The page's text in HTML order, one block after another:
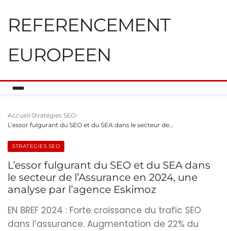
REFERENCEMENT
EUROPEEN
Accueil Stratégies SEO
L’essor fulgurant du SEO et du SEA dans le secteur de…
STRATÉGIES SEO
L’essor fulgurant du SEO et du SEA dans
le secteur de l’Assurance en 2024, une
analyse par l’agence Eskimoz
EN BREF 2024 : Forte croissance du trafic SEO
dans l’assurance. Augmentation de 22% du